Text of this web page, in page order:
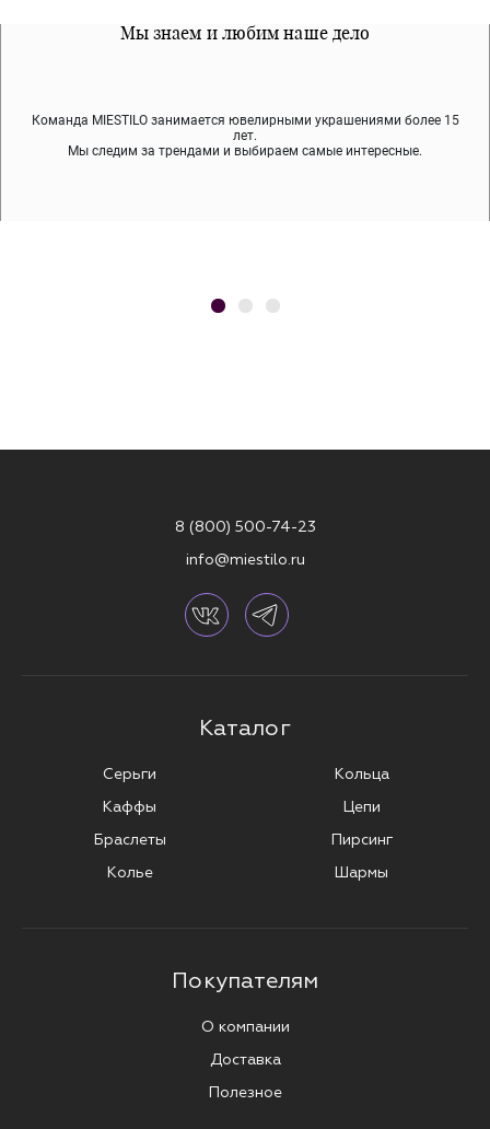
Мы знаем и любим наше дело
Команда MIESTILO занимается ювелирными украшениями более 15
лет.
Мы следим за трендами и выбираем самые интересные.
Все наши материалы гипоалергенны
Мы используем покрытие (родий, ювелирный сплав), которое не
содержит никеля и свинца — это исключает аллергию.
Примерка перед покупкой
Во время доставки спокойно примеряйте украшения, выбирайте те,
что вам нравятся, остальные заберёт курьер.
8 (800) 500-74-23
info@miestilo.ru
Каталог
Серьги
Каффы
Браслеты
Колье
Кольца
Цепи
Пирсинг
Шармы
Покупателям
О компании
Доставка
Полезное